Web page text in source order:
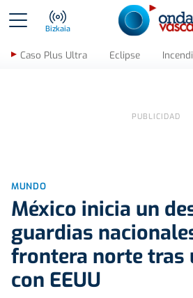
Bizkaia
Caso Plus Ultra Eclipse
MUNDO
México inicia un
guardias
frontera norte tras
con EEUU